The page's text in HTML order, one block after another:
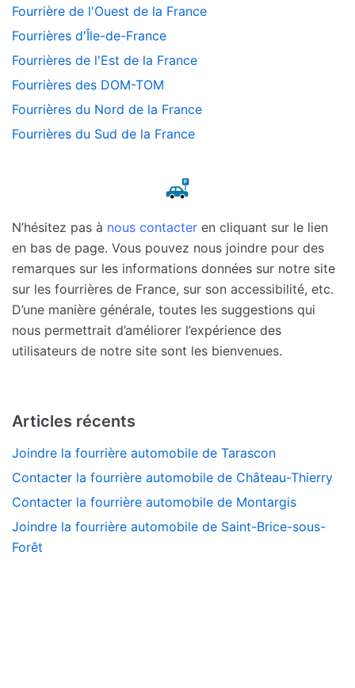
Fourrière de l'Ouest de la France
Fourrières d'Île-de-France
Fourrières de l'Est de la France
Fourrières des DOM-TOM
Fourrières du Nord de la France
Fourrières du Sud de la France
N’hésitez pas à nous contacter en cliquant sur le lien
en bas de page. Vous pouvez nous joindre pour des
remarques sur les informations données sur notre site
sur les fourrières de France, sur son accessibilité, etc.
D’une manière générale, toutes les suggestions qui
nous permettrait d’améliorer l’expérience des
utilisateurs de notre site sont les bienvenues.
Articles récents
Joindre la fourrière automobile de Tarascon
Contacter la fourrière automobile de Château-Thierry
Contacter la fourrière automobile de Montargis
Joindre la fourrière automobile de Saint-Brice-sous-
Forêt